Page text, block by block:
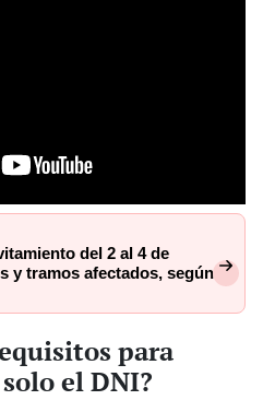
del 2 al 4 de
y tramos afectados, según
para
el DNI?